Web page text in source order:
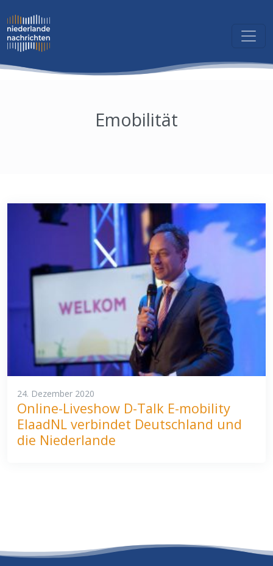
Emobilität
24. Dezember 2020
Online-Liveshow D-Talk E-mobility
ElaadNL verbindet Deutschland und
die Niederlande